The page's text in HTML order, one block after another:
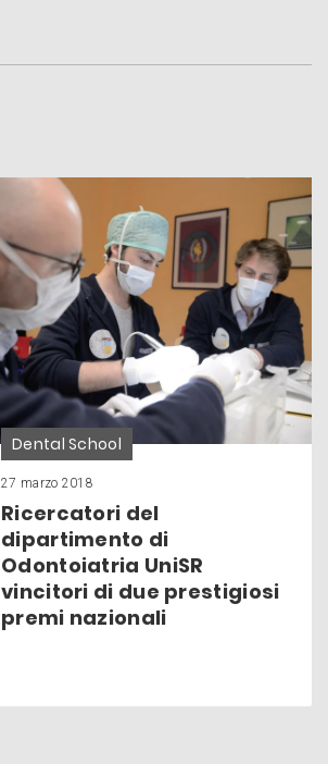
Dental School
27 marzo 2018
Ricercatori del
dipartimento di
Odontoiatria UniSR
vincitori di due prestigiosi
premi nazionali